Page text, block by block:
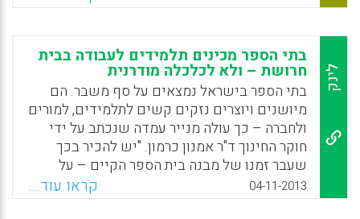
ועיצוב סביבתי. בית הספר החדשני של אורט לא
יהיה ממיין ויקבל את אוכלוסיות התלמידים של
קהילתו ואלה הרוצים להתחנך בו ויקדם את
ניעותם החברתית והכלכלית.
WhatsApp
Facebook
Email
X
לינק
בתי הספר מכינים תלמידים לעבודה בבית
חרושת – ולא לכלכלה מודרנית
בתי הספר בישראל נמצאים על סף משבר. הם
מיושנים ויוצרים נזקים קשים לתלמידים, למורים
ולחברה – כך עולה מנייר עמדה שנכתב על ידי
חוקר החינוך ד"ר אמנון כרמון. "יש להכיר בכך
שעבר זמנו של מבנה בית הספר הקיים – על
מדינת ישראל להתניע מהלך של שינוי גישה
בתחום החינוך", נכתב בנייר העמדה ( ליאור דטל) .
04-11-2013 קראו עוד...